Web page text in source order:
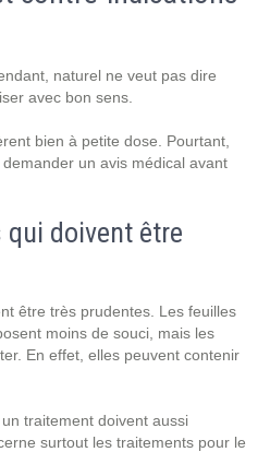
naturel ne veut pas dire
avec bon sens.
bien à petite dose. Pourtant,
un avis médical avant
qui doivent être
être très prudentes. Les feuilles
moins de souci, mais les
En effet, elles peuvent contenir
traitement doivent aussi
surtout les traitements pour le